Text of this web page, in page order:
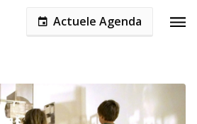
Actuele Agenda